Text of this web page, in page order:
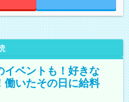
イベントも！好きな
いたその日に給料